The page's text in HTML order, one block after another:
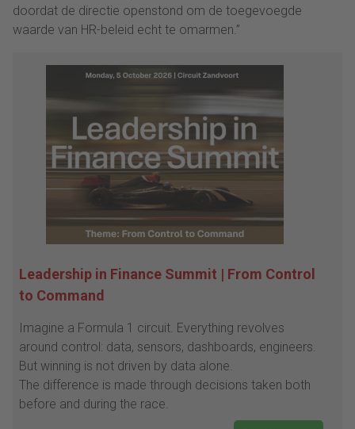
doordat de directie openstond om de toegevoegde
waarde van HR-beleid echt te omarmen.”
Leadership in Finance Summit | From Control
to Command
Imagine a Formula 1 circuit. Everything revolves
around control: data, sensors, dashboards, engineers.
But winning is not driven by data alone.
The difference is made through decisions taken both
before and during the race.